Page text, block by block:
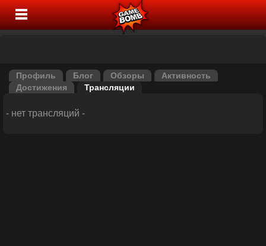
Профиль Блог Обзоры
Активность
Достижения
Трансляции
- нет трансляций -